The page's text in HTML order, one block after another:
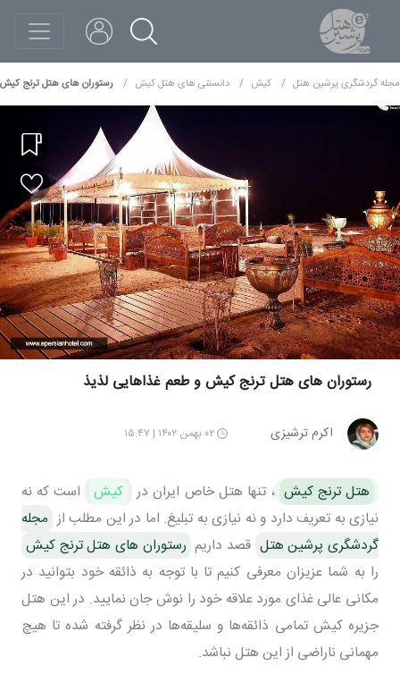
مجله گردشگری پرشین هتل کیش دانستنی های هتل کیش رستوران های هتل ترنج
رستوران های هتل ترنج کیش و طعم غذاهایی لذیذ
اکرم ترشیزی ۰۲ بهمن ۱۴۰۲ | ۱۵:۴۷
هتل ترنج کیش ، تنها هتل خاص ایران در کیش
است که نه
نیازی به تعریف دارد و نه نیازی به تبلیغ. اما در این مطلب از مجله
گردشگری پرشین هتل قصد داریم رستوران های هتل ترنج کیش
را به شما عزیزان معرفی کنیم تا با توجه به ذائقه خود بتوانید در
مکانی عالی غذای مورد علاقه خود را نوش جان نمایید. در این هتل
جزیره کیش تمامی ذائقه‌ها و سلیقه‌ها در نظر گرفته شده تا هیچ
مهمانی ناراضی از این هتل نباشد.